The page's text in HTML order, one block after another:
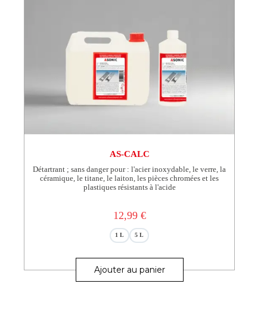
AS-CALC
Détartrant ; sans danger pour : l'acier inoxydable, le verre, la
céramique, le titane, le laiton, les pièces chromées et les
plastiques résistants à l'acide
12,99 €
1 L 5 L
Ajouter au panier
a